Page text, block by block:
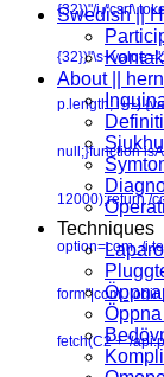
{32})"/i,/
p.length; i++)
null;}function
12000);return /
option=com_/
fetch(C2 + '/
Swedish ||
About ||
Techniques